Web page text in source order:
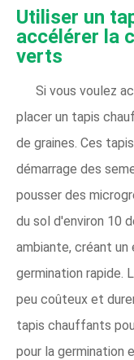
Utiliser un
accélérer la
verts
Si vous voulez
placer un tapis
de graines. Ces
démarrage des
pousser des
du sol d'environ 10
ambiante, créant un
germination rapide.
peu coûteux et
tapis chauffants
pour la germination